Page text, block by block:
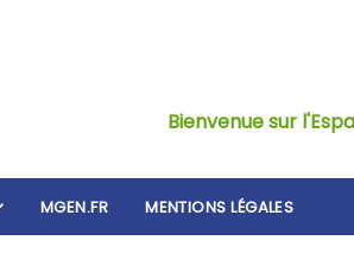
Bienvenue sur
MGEN.FR MENTIONS LÉGALES